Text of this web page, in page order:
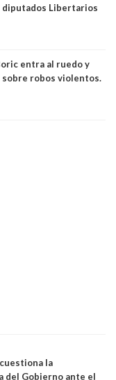
diputados Libertarios
entra al ruedo y
robos violentos.
la
Gobierno ante el